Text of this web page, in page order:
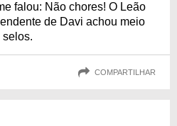
falou: Não chores! O Leão
de Davi achou meio
selos.
COMPARTILHAR